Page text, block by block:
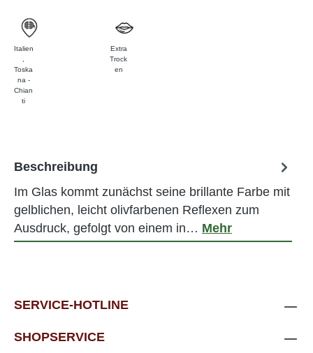
Italien
Toska
na -
Chian
ti
Extra
Trock
en
Beschreibung
Im Glas kommt zunächst seine brillante Farbe mit
gelblichen, leicht olivfarbenen Reflexen zum
Ausdruck, gefolgt von einem in… Mehr
SERVICE-HOTLINE
SHOPSERVICE